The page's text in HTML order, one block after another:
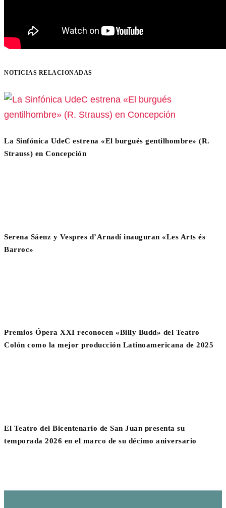
NOTICIAS RELACIONADAS
La Sinfónica UdeC estrena «El burgués gentilhombre» (R.
Strauss) en Concepción
Serena Sáenz y Vespres d’Arnadí inauguran «Les Arts és
Barroc»
Premios Ópera XXI reconocen «Billy Budd» del Teatro
Colón como la mejor producción Latinoamericana de 2025
El Teatro del Bicentenario de San Juan presenta su
temporada 2026 en el marco de su décimo aniversario